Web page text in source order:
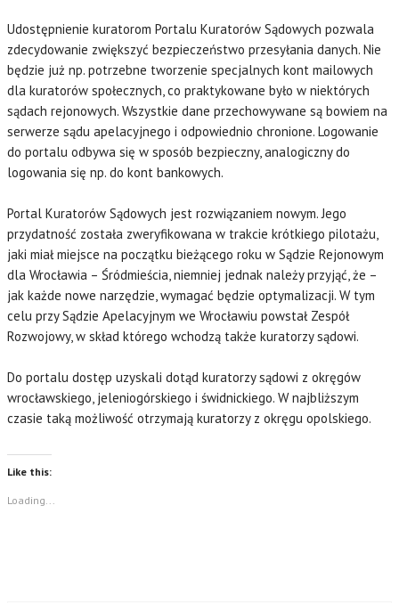
Udostępnienie kuratorom Portalu Kuratorów Sądowych pozwala
zdecydowanie zwiększyć bezpieczeństwo przesyłania danych. Nie
będzie już np. potrzebne tworzenie specjalnych kont mailowych
dla kuratorów społecznych, co praktykowane było w niektórych
sądach rejonowych. Wszystkie dane przechowywane są bowiem na
serwerze sądu apelacyjnego i odpowiednio chronione. Logowanie
do portalu odbywa się w sposób bezpieczny, analogiczny do
logowania się np. do kont bankowych.
Portal Kuratorów Sądowych jest rozwiązaniem nowym. Jego
przydatność została zweryfikowana w trakcie krótkiego pilotażu,
jaki miał miejsce na początku bieżącego roku w Sądzie Rejonowym
dla Wrocławia – Śródmieścia, niemniej jednak należy przyjąć, że –
jak każde nowe narzędzie, wymagać będzie optymalizacji. W tym
celu przy Sądzie Apelacyjnym we Wrocławiu powstał Zespół
Rozwojowy, w skład którego wchodzą także kuratorzy sądowi.
Do portalu dostęp uzyskali dotąd kuratorzy sądowi z okręgów
wrocławskiego, jeleniogórskiego i świdnickiego. W najbliższym
czasie taką możliwość otrzymają kuratorzy z okręgu opolskiego.
Like this:
Loading...